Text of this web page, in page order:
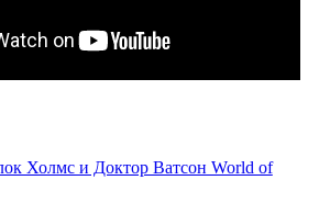
Холмс и Доктор Ватсон World of